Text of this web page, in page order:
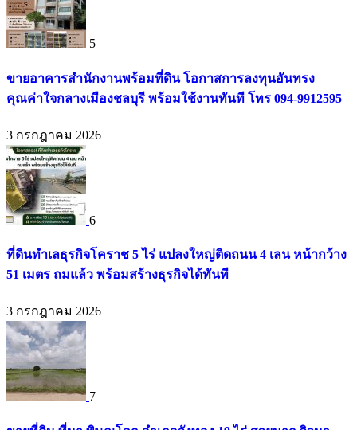
5
ขายอาคารสำนักงานพร้อมที่ดิน โอกาสการลงทุนอันทรง
คุณค่าใจกลางเมืองชลบุรี พร้อมใช้งานทันที โทร 094-9912595
3 กรกฎาคม 2026
6
ที่ดินทำเลธุรกิจโคราช 5 ไร่ แปลงใหญ่ติดถนน 4 เลน หน้ากว้าง
51 เมตร ถมแล้ว พร้อมสร้างธุรกิจได้ทันที
3 กรกฎาคม 2026
7